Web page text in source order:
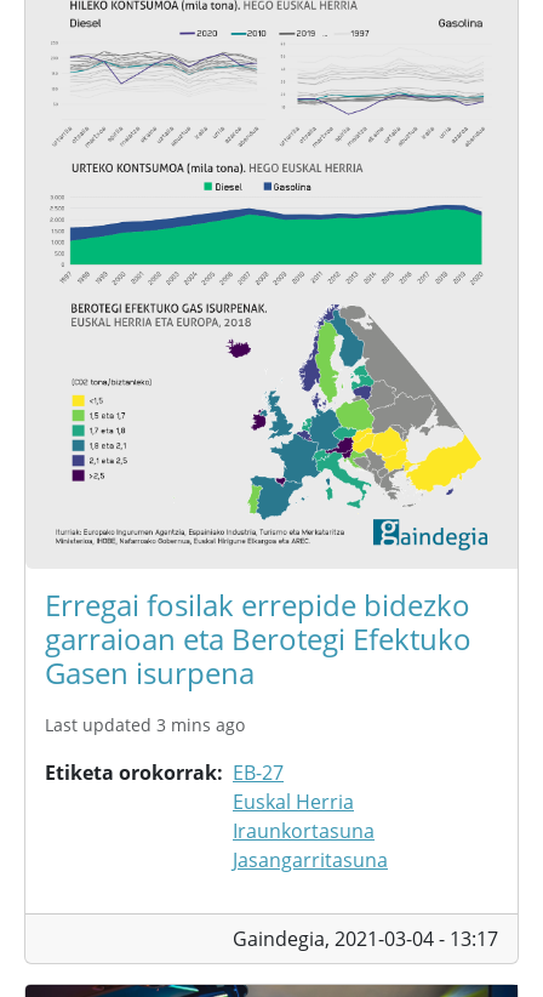
Erregai fosilak errepide bidezko
garraioan eta Berotegi Efektuko
Gasen isurpena
Last updated 3 mins ago
Etiketa orokorrak
EB-27
Euskal Herria
Iraunkortasuna
Jasangarritasuna
Gaindegia, 2021-03-04 - 13:17